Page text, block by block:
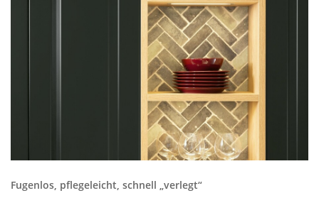
Fugenlos, pflegeleicht, schnell „verlegt“